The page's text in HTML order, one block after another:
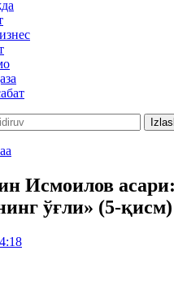
Исмоилов асари:
ўғли» (5-қисм)